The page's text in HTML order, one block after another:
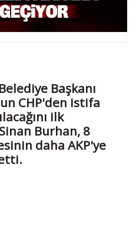
Başkanı
CHP'den istifa
ilk
Burhan, 8
daha AKP'ye